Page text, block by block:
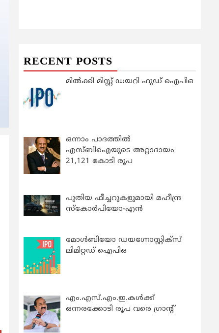
RECENT POSTS
മിൽക്കി മിസ്റ്റ് ഡയറി ഫുഡ് ഐപിഒ
ഒന്നാം പാദത്തിൽ
എസ്ബിഐയുടെ അറ്റാദായം
21,121 കോടി രൂപ
പുതിയ ഫീച്ചറുകളുമായി മഹീന്ദ്ര
സ്കോർപിയോ-എൻ
മോൾബിയോ ഡയഗ്നോസ്റ്റിക്സ്
ലിമിറ്റഡ് ഐപിഒ
എം.എസ്.എം.ഇ.കൾക്ക്
ഒന്നരക്കോടി രൂപ വരെ ഗ്രാന്റ്